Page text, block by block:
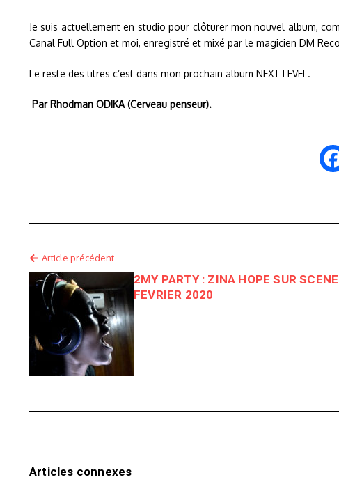
Je suis actuellement en studio pour clôturer mon nouvel album,
Canal Full Option et moi, enregistré et mixé par le magicien DM
Le reste des titres c’est dans mon prochain album NEXT LEVEL.
Par Rhodman ODIKA (Cerveau penseur).
Article précédent
2MY PARTY : ZINA HOPE SUR
FEVRIER 2020
Articles connexes